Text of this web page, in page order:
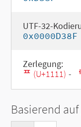
UTF-32-
0x0000D38F
Zerlegung:
ᄑ (U+1111) -
Basierend auf